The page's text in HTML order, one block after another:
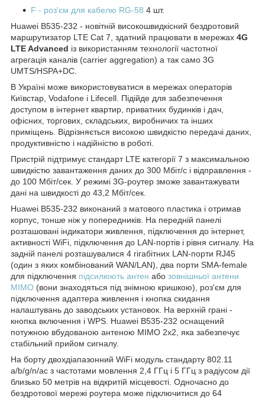
F - роз'єм для кабелю RG-58 4 шт.
Huawei B535-232 - новітній високошвидкісний бездротовий
маршрутизатор LTE Cat 7, здатний працювати в мережах 4G
LTE Advanced із використанням технології частотної
агрегація каналів (carrier aggregation) а так само 3G
UMTS/HSPA+DC.
В Україні може використовуватися в мережах операторів
Київстар, Vodafone і Lifecell. Підійде для забезпечення
доступом в інтернет квартир, приватних будинків і дач,
офісних, торгових, складських, виробничих та інших
приміщень. Відрізняється високою швидкістю передачі даних,
продуктивністю і надійністю в роботі.
Пристрій підтримує стандарт LTE категорії 7 з максимальною
швидкістю завантаження даних до 300 Мбіт/с і відправлення -
до 100 Мбіт/сек. У режимі 3G-роутер зможе завантажувати
дані на швидкості до 43,2 Мбіт/сек.
Huawei B535-232 виконаний з матового пластика і отримав
корпус, тонше ніж у попередників. На передній панелі
розташовані індикатори живлення, підключення до інтернет,
активності WiFi, підключення до LAN-портів і рівня сигналу. На
задній панелі розташувалися 4 гігабітних LAN-порти RJ45
(один з яких комбінований WAN/LAN), два порти SMA-female
для підключення підсилюють антен або зовнішньої антени
MIMO (вони знаходяться під знімною кришкою), роз'єм для
підключення адаптера живлення і кнопка скидання
налаштувань до заводських установок. На верхній грані -
кнопка включення і WPS. Huawei B535-232 оснащений
потужною вбудованою антеною MIMO 2x2, яка забезпечує
стабільний прийом сигналу.
На борту двохдіапазонний WiFi модуль стандарту 802.11
a/b/g/n/ac з частотами мовлення 2,4 ГГц і 5 ГГц з радіусом дії
близько 50 метрів на відкритій місцевості. Одночасно до
бездротової мережі роутера може підключитися до 64